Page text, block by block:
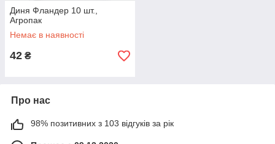
Диня Фландер 10 шт.,
Агропак
Немає в наявності
42 ₴
Про нас
98% позитивних з 103 відгуків за рік